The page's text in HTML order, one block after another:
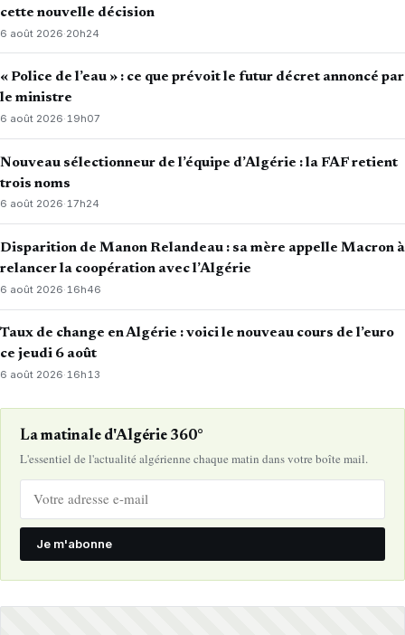
cette nouvelle décision
6 août 2026·20h24
« Police de l’eau » : ce que prévoit le futur décret annoncé par
le ministre
6 août 2026·19h07
Nouveau sélectionneur de l’équipe d’Algérie : la FAF retient
trois noms
6 août 2026·17h24
Disparition de Manon Relandeau : sa mère appelle Macron à
relancer la coopération avec l’Algérie
6 août 2026· 16h46
Taux de change en Algérie : voici le nouveau cours de l’euro
ce jeudi 6 août
6 août 2026·16h13
La matinale d'Algérie 360°
L'essentiel de l'actualité algérienne chaque matin dans votre boîte mail.
Je m'abonne